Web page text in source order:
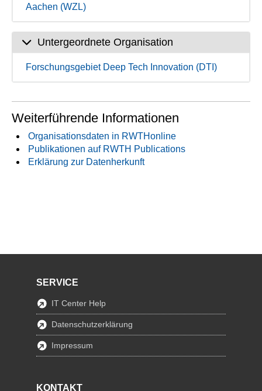
Aachen (WZL)
Untergeordnete Organisation
Forschungsgebiet Deep Tech Innovation (DTI)
Weiterführende Informationen
Organisationsdaten in RWTHonline
Publikationen auf RWTH Publications
Erklärung zur Datenherkunft
SERVICE
IT Center Help
Datenschutzerklärung
Impressum
KONTAKT